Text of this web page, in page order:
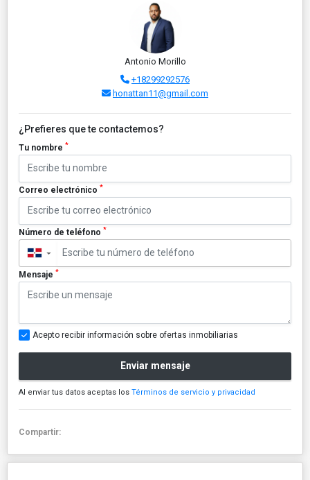
Antonio Morillo
+18299292576
honattan11@gmail.com
¿Prefieres que te contactemos?
Tu nombre *
Correo electrónico *
Número de teléfono *
▼
Mensaje *
Acepto recibir información sobre ofertas inmobiliarias
Enviar mensaje
Al enviar tus datos aceptas los Términos de servicio y privacidad
Compartir: